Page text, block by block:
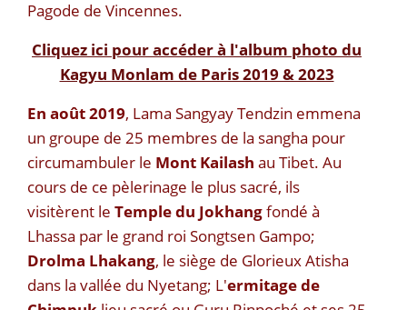
Pagode de Vincennes.
Cliquez ici pour accéder à l'album photo du
Kagyu Monlam de Paris 2019 & 2023
En août 2019, Lama Sangyay Tendzin emmena
un groupe de 25 membres de la sangha pour
circumambuler le Mont Kailash au Tibet. Au
cours de ce pèlerinage le plus sacré, ils
visitèrent le Temple du Jokhangfondé à
Lhassa par le grand roi Songtsen Gampo;
Drolma Lhakang, le siège de Glorieux Atisha
dans la vallée du Nyetang; L'ermitage de